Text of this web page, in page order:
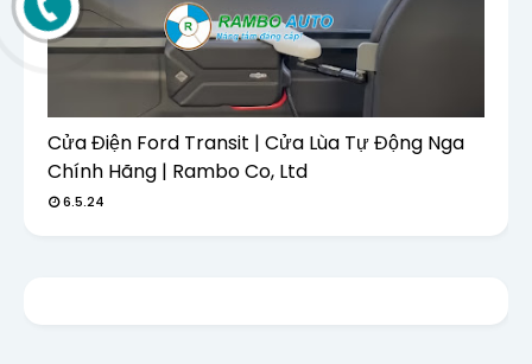
Cửa Điện Ford Transit | Cửa Lùa Tự Động Nga
Chính Hãng | Rambo Co, Ltd
6.5.24